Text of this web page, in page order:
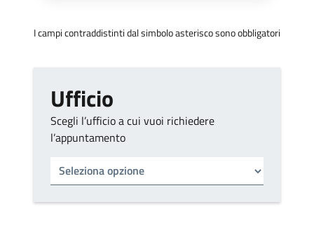
I campi contraddistinti dal simbolo asterisco sono obbligatori
Ufficio
Scegli l’ufficio a cui vuoi richiedere
l’appuntamento
Tipo di ufficio